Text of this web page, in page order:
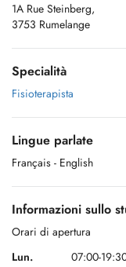
1A Rue Steinberg,
3753 Rumelange
Specialità
Fisioterapista
Lingue parlate
Français - English
Informazioni sullo
Orari di apertura
Lun.
07:00-